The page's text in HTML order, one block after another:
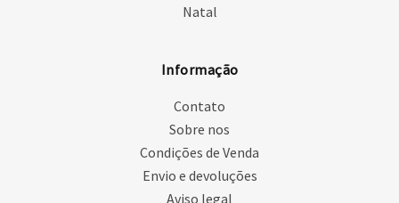
Natal
Informação
Contato
Sobre nos
Condições de Venda
Envio e devoluções
Aviso legal